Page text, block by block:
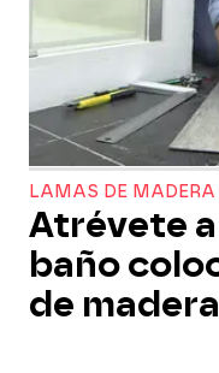
LAMAS DE MADERA
Atrévete
baño
de madera